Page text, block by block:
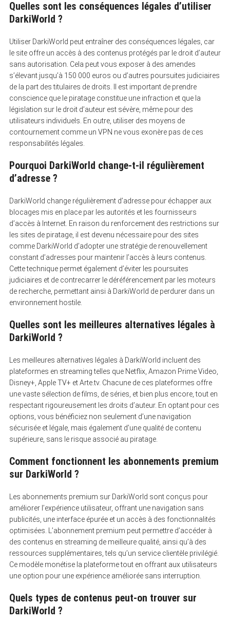
Quelles sont les conséquences légales d’utiliser
DarkiWorld ?
Utiliser DarkiWorld peut entraîner des conséquences légales, car
le site offre un accès à des contenus protégés par le droit d’auteur
sans autorisation. Cela peut vous exposer à des amendes
s’élevant jusqu’à 150 000 euros ou d’autres poursuites judiciaires
de la part des titulaires de droits. Il est important de prendre
conscience que le piratage constitue une infraction et que la
législation sur le droit d’auteur est sévère, même pour des
utilisateurs individuels. En outre, utiliser des moyens de
contournement comme un VPN ne vous exonère pas de ces
responsabilités légales.
Pourquoi DarkiWorld change-t-il régulièrement
d’adresse ?
DarkiWorld change régulièrement d’adresse pour échapper aux
blocages mis en place par les autorités et les fournisseurs
d’accès à Internet. En raison du renforcement des restrictions sur
les sites de piratage, il est devenu nécessaire pour des sites
comme DarkiWorld d’adopter une stratégie de renouvellement
constant d’adresses pour maintenir l’accès à leurs contenus.
Cette technique permet également d’éviter les poursuites
judiciaires et de contrecarrer le déréférencement par les moteurs
de recherche, permettant ainsi à DarkiWorld de perdurer dans un
environnement hostile.
Quelles sont les meilleures alternatives légales à
DarkiWorld ?
Les meilleures alternatives légales à DarkiWorld incluent des
plateformes en streaming telles que Netflix, Amazon Prime Video,
Disney+, Apple TV+ et Arte.tv. Chacune de ces plateformes offre
une vaste sélection de films, de séries, et bien plus encore, tout en
respectant rigoureusement les droits d’auteur. En optant pour ces
options, vous bénéficiez non seulement d’une navigation
sécurisée et légale, mais également d’une qualité de contenu
supérieure, sans le risque associé au piratage.
Comment fonctionnent les abonnements premium
sur DarkiWorld ?
Les abonnements premium sur DarkiWorld sont conçus pour
améliorer l’expérience utilisateur, offrant une navigation sans
publicités, une interface épurée et un accès à des fonctionnalités
optimisées. L’abonnement premium peut permettre d’accéder à
des contenus en streaming de meilleure qualité, ainsi qu’à des
ressources supplémentaires, tels qu’un service clientèle privilégié.
Ce modèle monétise la plateforme tout en offrant aux utilisateurs
une option pour une expérience améliorée sans interruption.
Quels types de contenus peut-on trouver sur
DarkiWorld ?